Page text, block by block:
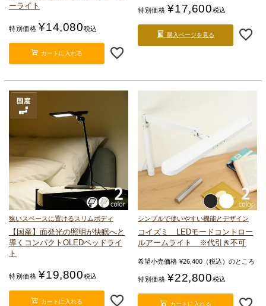
ーライト
特別価格 ¥14,080税込
カートに入れる
特別価格 ¥17,600税込
購入ページを見る
狭いスペースに置けるスリムボディ
【国産】面発光の照明が快眠へと
導く コンパクトOLEDベッドライ
ト
特別価格 ¥19,800税込
カートに入れる
シンプルで使いやすい機能とデザイン
コイズミ LEDモードコントロー
ルアームライト ※代引き不可
希望小売価格 ¥26,400 （税込）のところ
特別価格 ¥22,800税込
カートに入れる